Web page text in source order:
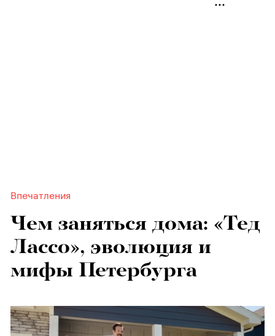
Впечатления
Чем заняться дома: «Тед
Лассо», эволюция и
мифы Петербурга